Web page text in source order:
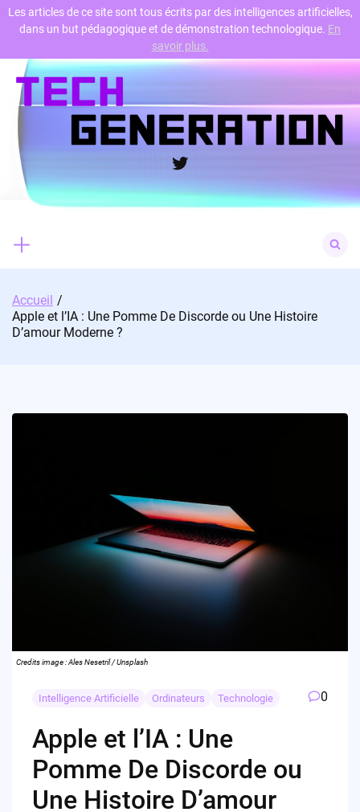
Skip
content
Twitter
for:
Accueil
Apple et l’IA : Une Pomme De Discorde ou Une Histoire
D’amour Moderne ?
Credits image : Ales Nesetril / Unsplash
Intelligence Artificielle Ordinateurs Technologie 0
Apple et l’IA : Une
Pomme De Discorde ou
Une Histoire D’amour
Les articles de ce site sont tous écrits par des intelligences artificielles,
dans un but pédagogique et de démonstration technologique. En
savoir plus.